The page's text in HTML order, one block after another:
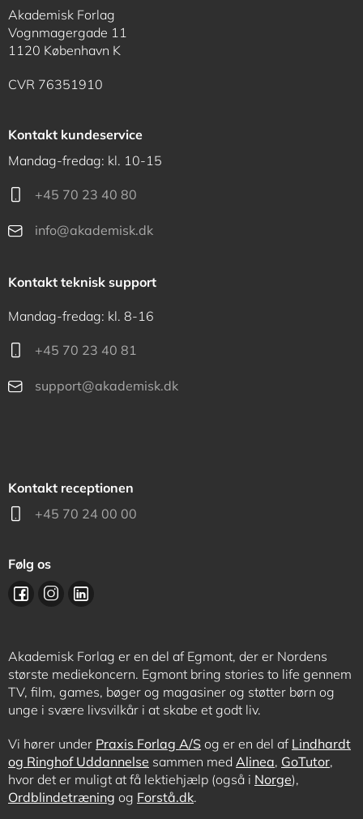
Akademisk Forlag
Vognmagergade 11
1120 København K
CVR 76351910
Kontakt kundeservice
Mandag-fredag: kl. 10-15
+45 70 23 40 80
info@akademisk.dk
Kontakt teknisk support
Mandag-fredag: kl. 8-16
+45 70 23 40 81
support@akademisk.dk
Kontakt receptionen
+45 70 24 00 00
Følg os
Akademisk Forlag er en del af Egmont, der er Nordens
største mediekoncern. Egmont bring stories to life gennem
TV, film, games, bøger og magasiner og støtter børn og
unge i svære livsvilkår i at skabe et godt liv.
Vi hører under Praxis Forlag A/S og er en del af Lindhardt
og Ringhof Uddannelse sammen med Alinea, GoTutor,
hvor det er muligt at få lektiehjælp (også i Norge),
Ordblindetræning og Forstå.dk.